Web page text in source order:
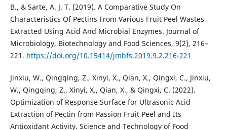
B., & Sarte, A. J. T. (2019). A Comparative Study On
Characteristics Of Pectins From Various Fruit Peel Wastes
Extracted Using Acid And Microbial Enzymes. Journal of
Microbiology, Biotechnology and Food Sciences, 9(2), 216–
221. https://doi.org/10.15414/jmbfs.2019.9.2.216-221
Jinxiu, W., Qingqing, Z., Xinyi, X., Qian, X., Qingxi, C., Jinxiu,
W., Qingqing, Z., Xinyi, X., Qian, X., & Qingxi, C. (2022).
Optimization of Response Surface for Ultrasonic Acid
Extraction of Pectin from Passion Fruit Peel and Its
Antioxidant Activity. Science and Technology of Food